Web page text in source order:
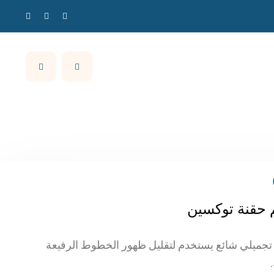
حقنة توكسين
تجميلي شائع يستخدم لتقليل ظهور الخطوط الرفيعة